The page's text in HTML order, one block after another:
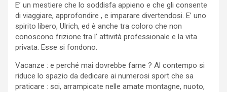
E’ un mestiere che lo soddisfa appieno e che gli consente
di viaggiare, approfondire , e imparare divertendosi. E’ uno
spirito libero, Ulrich, ed è anche tra coloro che non
conoscono frizione tra l’ attività professionale e la vita
privata. Esse si fondono.
Vacanze : e perché mai dovrebbe farne ? Al contempo si
riduce lo spazio da dedicare ai numerosi sport che sa
praticare : sci, arrampicate nelle amate montagne, nuoto,